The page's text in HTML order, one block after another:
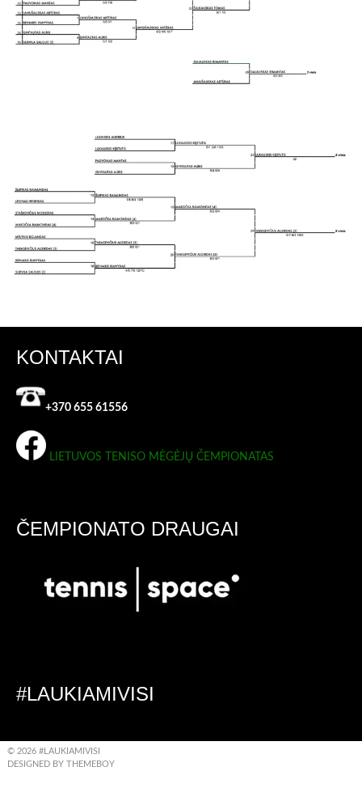
KONTAKTAI
+370 655 61556
LIETUVOS TENISO MĖGĖJŲ ČEMPIONATAS
ČEMPIONATO DRAUGAI
#LAUKIAMIVISI
© 2026 #LAUKIAMIVISI
DESIGNED BY THEMEBOY